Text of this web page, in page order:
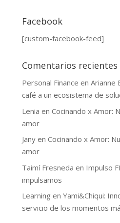
Facebook
[custom-facebook-feed]
Comentarios recientes
Personal Finance en Arianne
café a un ecosistema de
Lenia en Cocinando x Amor:
amor
Janyen Cocinando x Amor:
amor
Taimí Fresneda en Impulso
impulsamos
Learning en Yami&Chiqui:
servicio de los momentos